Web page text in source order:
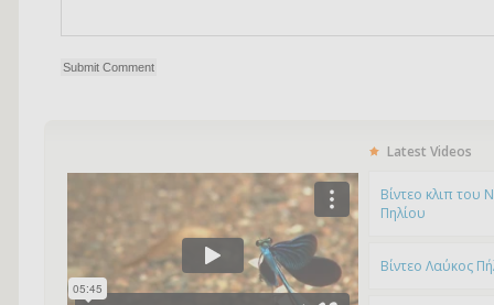
Latest Videos
Bίντεο κλιπ του
Πηλίου
Βίντεο Λαύκος